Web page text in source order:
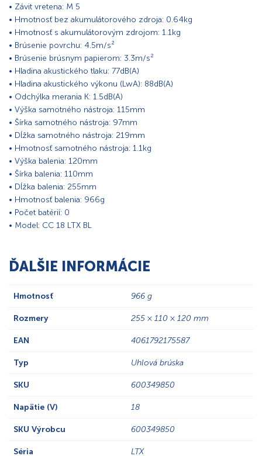
• Závit vretena: M 5
• Hmotnosť bez akumulátorového zdroja: 0.64kg
• Hmotnosť s akumulátorovým zdrojom: 1.1kg
• Brúsenie povrchu: 4.5m/s²
• Brúsenie brúsnym papierom: 3.3m/s²
• Hladina akustického tlaku: 77dB(A)
• Hladina akustického výkonu (LwA): 88dB(A)
• Odchýlka merania K: 1.5dB(A)
• Výška samotného nástroja: 115mm
• Šírka samotného nástroja: 97mm
• Dĺžka samotného nástroja: 219mm
• Hmotnosť samotného nástroja: 1.1kg
• Výška balenia: 120mm
• Šírka balenia: 110mm
• Dĺžka balenia: 255mm
• Hmotnosť balenia: 966g
• Počet batérií: 0
• Model: CC 18 LTX BL
ĎALŠIE INFORMÁCIE
Hmotnosť 966 g
Rozmery 255 × 110 × 120 mm
EAN 4061792175587
Typ Uhlová brúska
SKU 600349850
Napätie (V) 18
SKU Výrobcu 600349850
Séria LTX